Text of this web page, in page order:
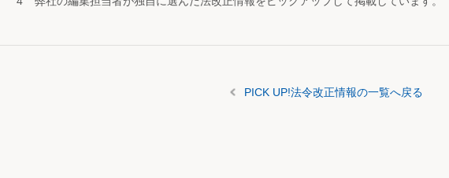
PICK UP!法令改正情報の一覧へ戻る